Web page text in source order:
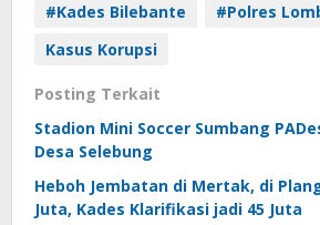
#Kades Bilebante
#Polres
Kasus Korupsi
Posting Terkait
Stadion Mini Soccer Sumbang
Desa Selebung
Heboh Jembatan di Mertak, di
Juta, Kades Klarifikasi jadi 45 Juta